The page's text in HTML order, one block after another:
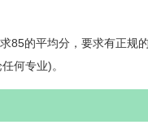
的平均分，要求有正规
何专业)。